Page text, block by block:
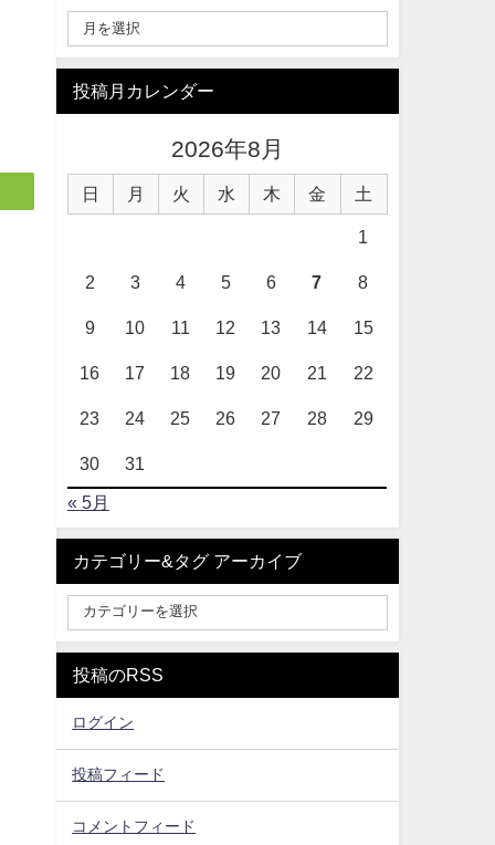
投稿月カレンダー
2026年8月
日 月 火 水 木 金 土
1
2 3 4 5 6 7 8
9 10 11 12 13 14 15
16 17 18 19 20 21 22
23 24 25 26 27 28 29
30 31
« 5月
カテゴリー&タグ アーカイブ
投稿のRSS
ログイン
投稿フィード
コメントフィード